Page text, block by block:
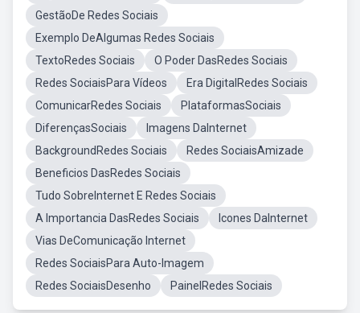
GestãoDe Redes Sociais
Exemplo DeAlgumas Redes Sociais
TextoRedes Sociais
O Poder DasRedes Sociais
Redes SociaisPara Vídeos
Era DigitalRedes Sociais
ComunicarRedes Sociais
PlataformasSociais
DiferençasSociais
Imagens DaInternet
BackgroundRedes Sociais
Redes SociaisAmizade
Beneficios DasRedes Sociais
Tudo SobreInternet E Redes Sociais
A Importancia DasRedes Sociais
Icones DaInternet
Vias DeComunicação Internet
Redes SociaisPara Auto-Imagem
Redes SociaisDesenho
PainelRedes Sociais